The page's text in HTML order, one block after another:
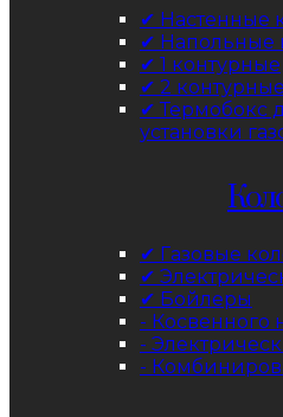
✔ Настенные
✔ Напольные
✔ 1 контурные
✔ 2 контурные
✔ Термобокс
установки
✔ Газовые
✔
✔ Бойлеры
- Косвенного
-
-